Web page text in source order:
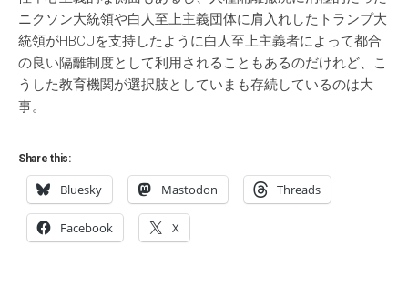
ニクソン大統領や白人至上主義団体に肩入れしたトランプ大
統領がHBCUを支持したように白人至上主義者によって都合
の良い隔離制度として利用されることもあるのだけれど、こ
うした教育機関が選択肢としていまも存続しているのは大
事。
Share this:
Bluesky Mastodon Threads
Facebook X